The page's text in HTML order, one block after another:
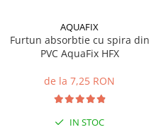
Aspiratoare
Freze de zapada
Suflante & Aspiratoare frunze
Accesorii echipamente curatenie
Unelte de gradinarit
AQUAFIX
Furtun absorbtie cu spira din
PVC AquaFix HFX
de la 7,25 RON
IN STOC